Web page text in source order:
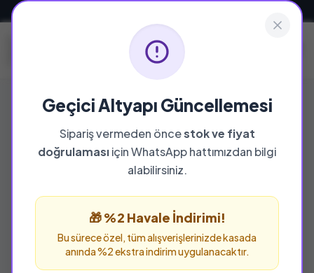
Geçici Altyapı Güncellemesi
Sipariş vermeden öncestok ve fiyat
doğrulamasıiçin WhatsApp hattımızdan bilgi
alabilirsiniz.
🎁 %2 Havale İndirimi!
Bu sürece özel, tüm alışverişlerinizde kasada
anında %2 ekstra indirim uygulanacaktır.
%25 İNDİRİM